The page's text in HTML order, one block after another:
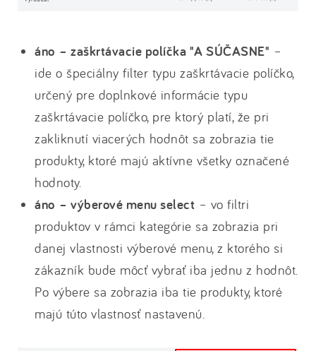
áno – zaškrtávacie políčka "A SÚČASNE" –
ide o špeciálny filter typu zaškrtávacie políčko,
určený pre doplnkové informácie typu
zaškrtávacie políčko, pre ktorý platí, že pri
zakliknutí viacerých hodnôt sa zobrazia tie
produkty, ktoré majú aktívne všetky označené
hodnoty.
áno – výberové menu select – vo filtri
produktov v rámci kategórie sa zobrazia pri
danej vlastnosti výberové menu, z ktorého si
zákazník bude môcť vybrať iba jednu z hodnôt.
Po výbere sa zobrazia iba tie produkty, ktoré
majú túto vlastnosť nastavenú.